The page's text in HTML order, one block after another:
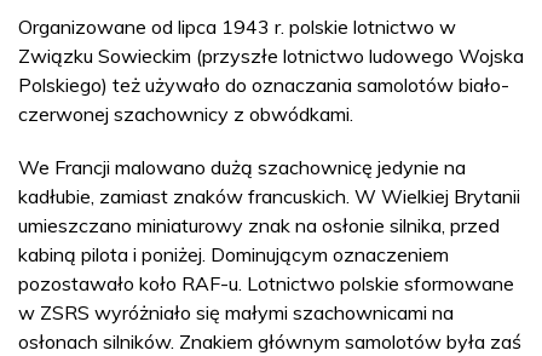
Organizowane od lipca 1943 r. polskie lotnictwo w
Związku Sowieckim (przyszłe lotnictwo ludowego Wojska
Polskiego) też używało do oznaczania samolotów biało-
czerwonej szachownicy z obwódkami.
We Francji malowano dużą szachownicę jedynie na
kadłubie, zamiast znaków francuskich. W Wielkiej Brytanii
umieszczano miniaturowy znak na osłonie silnika, przed
kabiną pilota i poniżej. Dominującym oznaczeniem
pozostawało koło RAF-u. Lotnictwo polskie sformowane
w ZSRS wyróżniało się małymi szachownicami na
osłonach silników. Znakiem głównym samolotów była zaś